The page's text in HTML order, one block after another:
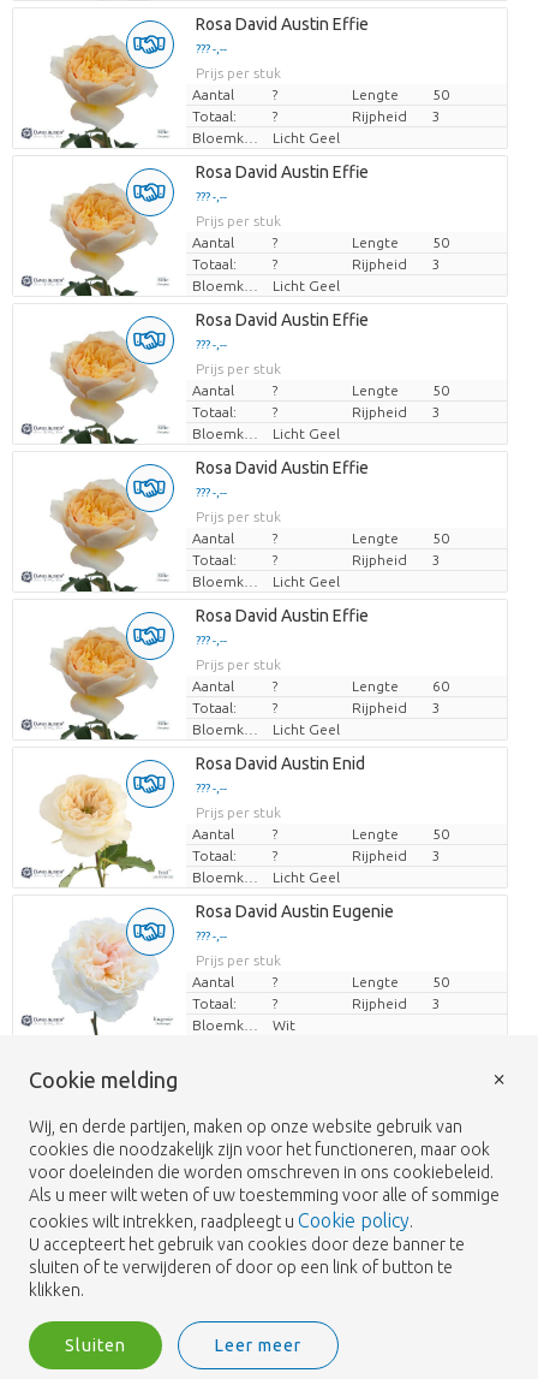
Laden...
??? -,--
Prijs per stuk
Laden...
??? -,--
Prijs per stuk
Laden...
??? -,--
Prijs per stuk
Laden...
??? -,--
Prijs per stuk
Laden...
??? -,--
Prijs per stuk
Laden...
??? -,--
Prijs per stuk
Laden...
??? -,--
Prijs per stuk
Laden...
??? -,--
Prijs per stuk
Laden...
Rosa David Austin Effie
??? -,--
Prijs per stuk
Aantal
? Lengte
50
Totaal:
? Rijpheid
3
Bloemkleur
Licht Geel
Rosa David Austin Effie
??? -,--
Prijs per stuk
Aantal
? Lengte
50
Totaal:
? Rijpheid
3
Bloemkleur
Licht Geel
Rosa David Austin Effie
??? -,--
Prijs per stuk
Aantal
? Lengte
50
Totaal:
? Rijpheid
3
Bloemkleur
Licht Geel
Rosa David Austin Effie
??? -,--
Prijs per stuk
Aantal
? Lengte
50
Totaal:
? Rijpheid
3
Bloemkleur
Licht Geel
Rosa David Austin Effie
??? -,--
Prijs per stuk
Aantal
? Lengte
60
Totaal:
? Rijpheid
3
Bloemkleur
Licht Geel
Rosa David Austin Enid
??? -,--
Prijs per stuk
Aantal
? Lengte
50
Totaal:
? Rijpheid
3
Bloemkleur
Licht Geel
Rosa David Austin Eugenie
??? -,--
Prijs per stuk
Aantal
? Lengte
50
Totaal:
? Rijpheid
3
Bloemkleur
Wit
Aantal
? Lengte
50
Totaal:
? Rijpheid
3
Bloemkleur
Wit
Rosa David Austin Eugenie
??? -,--
Prijs per stuk
Aantal
Lengte
50
Bloemkleur
Wit
Rosa David Austin Eugenie
Cookie melding
Wij, en derde partijen, maken op onze website gebruik van
cookies die noodzakelijk zijn voor het functioneren, maar ook
voor doeleinden die worden omschreven in ons cookiebeleid.
Als u meer wilt weten of uw toestemming voor alle of sommige
cookies wilt intrekken, raadpleegt u Cookie policy.
U accepteert het gebruik van cookies door deze banner te
sluiten of te verwijderen of door op een link of button te
klikken.
Sluiten Leer meer
×